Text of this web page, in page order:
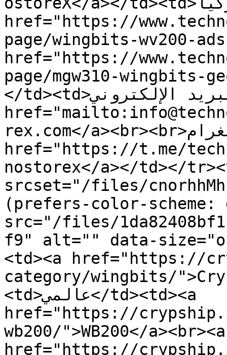
href="https://
page/wingbits-wv200-
href="https://
page/mgw310-wingbits-
</td><td>البريد الإلكتروني: <a
rex.com</a><br><br>تيليغرام: <a
href="https://t.me/
nostorex</a></td></
srcset="/files/
(prefers-color-scheme:
src="/files/
f9" alt="" data-
<td><a href="https://
category/wingbits/
<td>عالمي</td><td><a
href="https://
wb200/">WB200</a><br><a
href="https://